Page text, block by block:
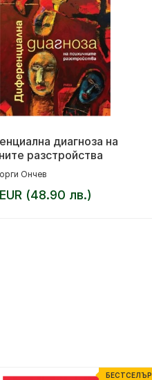
диагноза на
разстройства
Ончев
(48.90 лв.)
БЕСТСЕЛЪР